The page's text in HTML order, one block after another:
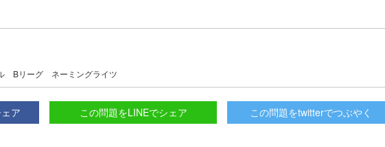
Bリーグ ネーミングライツ
ア この問題をLINEでシェア この問題をtwitterでつぶやく